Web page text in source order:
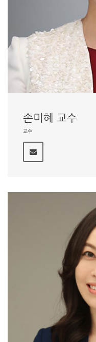
손미혜 교수
교수